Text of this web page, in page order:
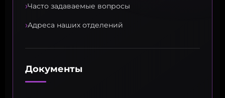
›Часто задаваемые вопросы
›Адреса наших отделений
Документы